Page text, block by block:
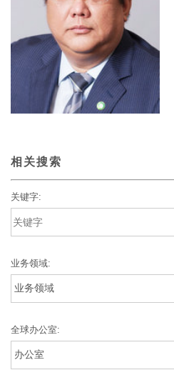
相关搜索
关键字:
业务领域:
全球办公室: